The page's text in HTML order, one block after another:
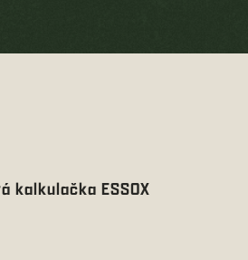
kalkulačka ESSOX